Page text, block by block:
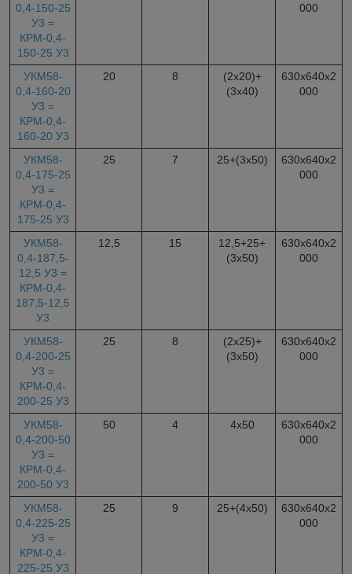
0,4-150-25
У3 =
КРМ-0,4-
150-25 У3
000
УКМ58-
0,4-160-20
У3 =
КРМ-0,4-
160-20 У3
20 8
(2х20)+
(3х40)
630х640х2
000
УКМ58-
0,4-175-25
У3 =
КРМ-0,4-
175-25 У3
25 7 25+(3х50)
630х640х2
000
УКМ58-
0,4-187,5-
12,5 У3 =
КРМ-0,4-
187,5-12,5
У3
12,5 15
12,5+25+
(3х50)
630х640х2
000
УКМ58-
0,4-200-25
У3 =
КРМ-0,4-
200-25 У3
25 8
(2х25)+
(3х50)
630х640х2
000
УКМ58-
0,4-200-50
У3 =
КРМ-0,4-
200-50 У3
50 4 4х50
630х640х2
000
УКМ58-
0,4-225-25
У3 =
КРМ-0,4-
225-25 У3
25 9 25+(4х50)
630х640х2
000